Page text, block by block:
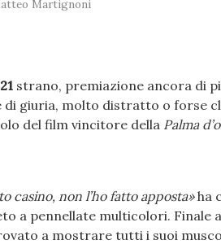
Martignoni
strano, premiazione ancora di
di giuria, molto distratto o forse
del film vincitore della Palma
casino, non l’ho fatto apposta»ha
a pennellate multicolori.
a mostrare tutti i suoi